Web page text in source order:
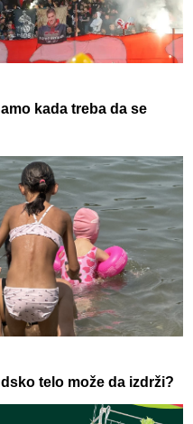
kada treba da se
telo može da izdrži?